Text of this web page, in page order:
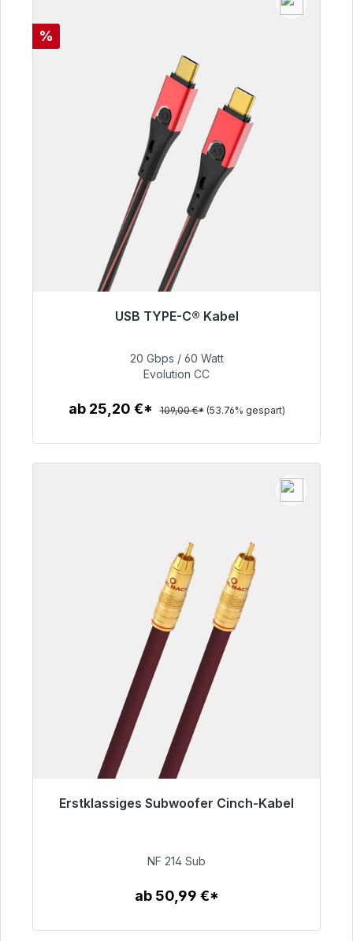
Rabatt
%
USB TYPE-C® Kabel
50,40 €
20 Gbps / 60 Watt
Evolution CC
ab 25,20 €* 109,00 €* (53.76% gespart)
Erstklassiges Subwoofer Cinch-Kabel
94,00 €
NF 214 Sub
ab 50,99 €*